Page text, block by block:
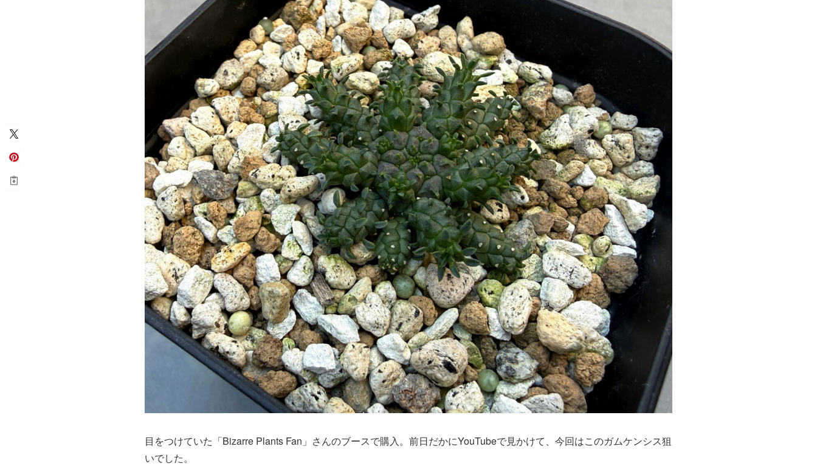
目をつけていた「Bizarre Plants Fan」さんのブースで購入。前日だかにYouTubeで見かけて、今回はこのガムケンシス狙
いでした。